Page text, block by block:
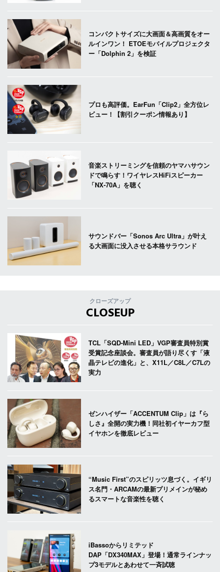
コンパクトサイズに大画面＆高画質をオー
ルインワン！ ETOEモバイルプロジェクタ
ー「Dolphin 2」を検証
プロも高評価。EarFun「Clip2」全方位レ
ビュー！【割引クーポン情報あり】
音楽ストリーミングを信頼のヤマハサウン
ドで鳴らす！ワイヤレスHiFiスピーカー
「NX-70A」を聴く
サウンドバー「Sonos Arc Ultra」が叶え
る大画面に没入させる本格サラウンド
クローズアップ
CLOSEUP
TCL「SQD-Mini LED」VGP審査員特別賞
受賞記念座談会。審査員が語り尽くす「液
晶テレビの進化」と、X11L／C8L／C7Lの
実力
ゼンハイザー「ACCENTUM Clip」は『ら
しさ』全開の実力機！同社初イヤーカフ型
イヤホンを徹底レビュー
“Music First”のスピリッツ息づく。イギリ
ス名門・ARCAMの最新プリメインが秘め
るスマートな音楽性を聴く
iBassoからリミテッド
DAP「DX340MAX」登場！通常ラインナッ
プ3モデルとあわせて一斉試聴